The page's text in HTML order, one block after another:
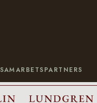
SAMARBETSPARTNERS